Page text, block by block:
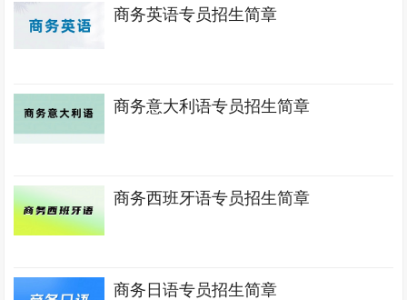
商务英语专员招生简章
商务意大利语专员招生简章
商务西班牙语专员招生简章
商务日语专员招生简章